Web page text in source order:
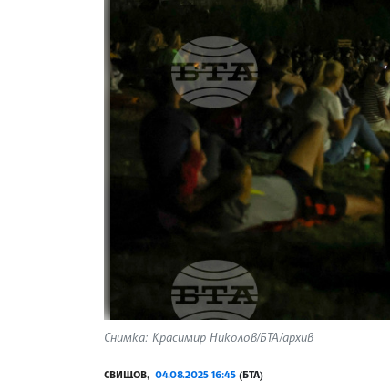
Снимка: Красимир Николов/БТА/архив
СВИЩОВ, 04.08.2025 16:45 (БТА)